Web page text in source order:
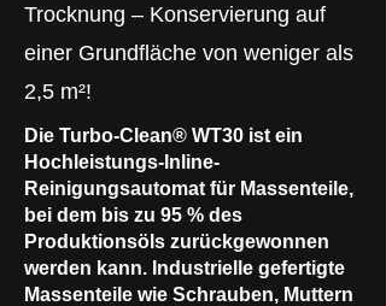
Trocknung – Konservierung auf
einer Grundfläche von weniger als
2,5 m²!
Die Turbo-Clean® WT30 ist ein
Hochleistungs-Inline-
Reinigungsautomat für Massenteile,
bei dem bis zu 95 % des
Produktionsöls zurückgewonnen
werden kann. Industrielle gefertigte
Massenteile wie Schrauben, Muttern